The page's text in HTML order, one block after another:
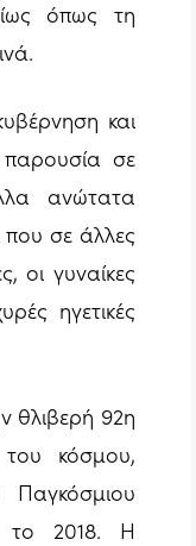
όπως τη
και
σε
ανώτατα
σε άλλες
οι γυναίκες
ηγετικές
θλιβερή 92η
κόσμου,
το 2018. Η